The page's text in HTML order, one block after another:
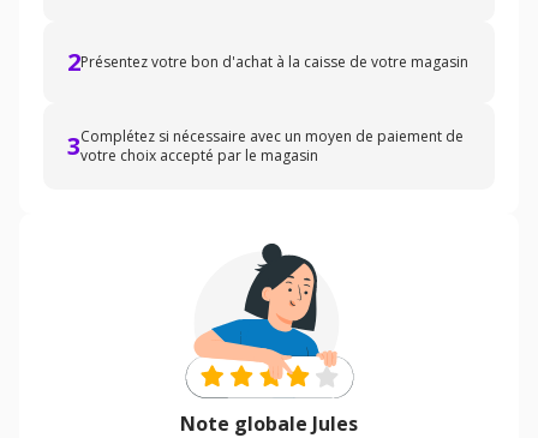
2Présentez votre bon d'achat à la caisse de votre magasin
3Complétez si nécessaire avec un moyen de paiement de
votre choix accepté par le magasin
Note globale Jules